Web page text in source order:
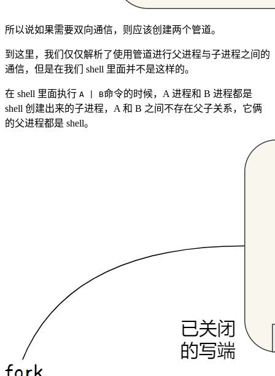
所以说如果需要双向通信，则应该创建两个管道。
到这里，我们仅仅解析了使用管道进行父进程与子进程之间的
通信，但是在我们 shell 里面并不是这样的。
在 shell 里面执行 A | B命令的时候，A 进程和 B 进程都是
shell 创建出来的子进程，A 和 B 之间不存在父子关系，它俩
的父进程都是 shell。